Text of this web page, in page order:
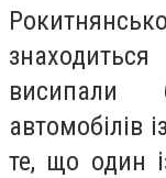
висипали
автомобілів
те, що один